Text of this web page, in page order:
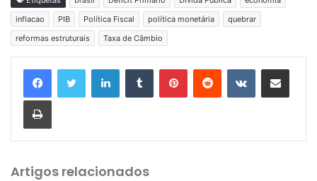
inflacao
PIB Política Fiscal política monetária
quebrar
reformas estruturais
Taxa de Câmbio
Artigos relacionados